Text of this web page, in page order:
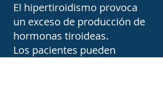
datos de contacto y
encontrar especialistas con
experiencia en diabetes
El hipertiroidismo provoca
un exceso de producción de
hormonas tiroideas.
Los pacientes pueden